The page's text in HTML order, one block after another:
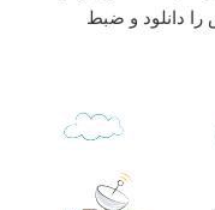
دانلود و ضبط